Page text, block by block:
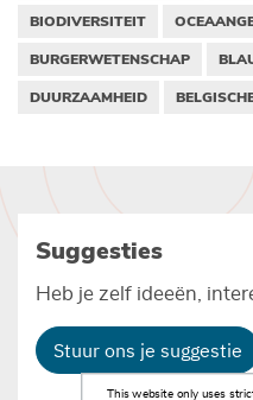
BIODIVERSITEIT
BURGERWETENSCHAP
DUURZAAMHEID
Suggesties
Heb je zelf ideeën,
Stuur ons je suggestie
This website only uses